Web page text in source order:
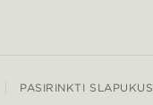
PASIRINKTI SLAPUKUS